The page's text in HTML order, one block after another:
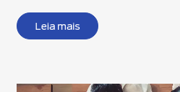
Leia mais